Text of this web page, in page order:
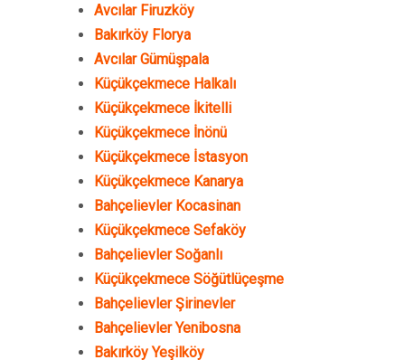
Avcılar Firuzköy
Bakırköy Florya
Avcılar Gümüşpala
Küçükçekmece Halkalı
Küçükçekmece İkitelli
Küçükçekmece İnönü
Küçükçekmece İstasyon
Küçükçekmece Kanarya
Bahçelievler Kocasinan
Küçükçekmece Sefaköy
Bahçelievler Soğanlı
Küçükçekmece Söğütlüçeşme
Bahçelievler Şirinevler
Bahçelievler Yenibosna
Bakırköy Yeşilköy